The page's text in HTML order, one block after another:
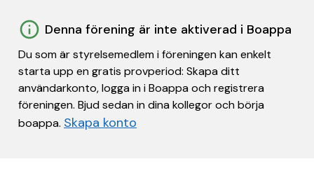
Denna förening är inte aktiverad i Boappa
Du som är styrelsemedlem i föreningen kan enkelt
starta upp en gratis provperiod: Skapa ditt
användarkonto, logga in i Boappa och registrera
föreningen. Bjud sedan in dina kollegor och börja
boappa. Skapa konto